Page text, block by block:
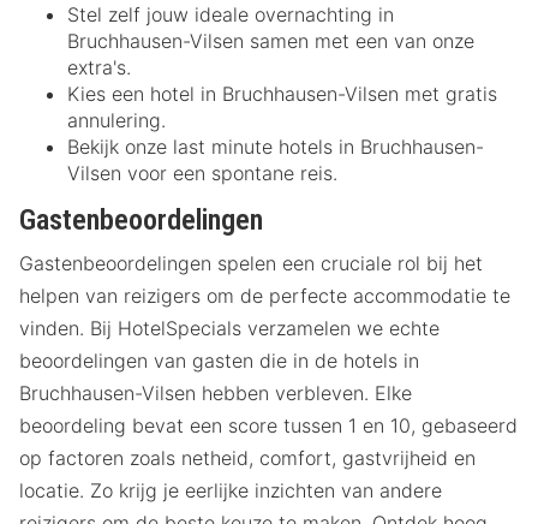
Stel zelf jouw ideale overnachting in
Bruchhausen-Vilsen samen met een van onze
extra's.
Kies een hotel in Bruchhausen-Vilsen met gratis
annulering.
Bekijk onze last minute hotels in Bruchhausen-
Vilsen voor een spontane reis.
Gastenbeoordelingen
Gastenbeoordelingen spelen een cruciale rol bij het
helpen van reizigers om de perfecte accommodatie te
vinden. Bij HotelSpecials verzamelen we echte
beoordelingen van gasten die in de hotels in
Bruchhausen-Vilsen hebben verbleven. Elke
beoordeling bevat een score tussen 1 en 10, gebaseerd
op factoren zoals netheid, comfort, gastvrijheid en
locatie. Zo krijg je eerlijke inzichten van andere